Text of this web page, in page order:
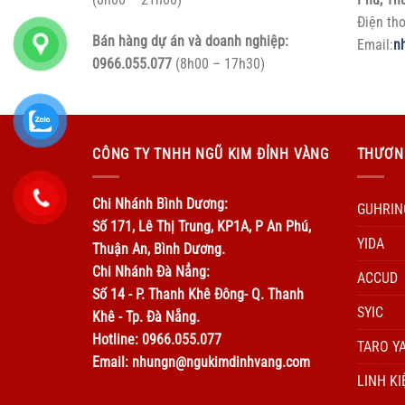
Bán hàng dự án và doanh nghiệp:
0966.055.077 (8h00 – 17h30)
Điện
Email:
CÔNG TY TNHH NGŨ KIM ĐỈNH VÀNG
Chi Nhánh Bình Dương:
Số 171, Lê Thị Trung, KP1A, P An Phú,
Thuận An, Bình Dương.
Chi Nhánh Đà Nẳng:
Số 14 - P. Thanh Khê Đông- Q. Thanh
Khê - Tp. Đà Nẵng.
Hotline: 0966.055.077
Email: nhungn@ngukimdinhvang.com
YIDA
ACCUD
SYIC
TARO
LINH